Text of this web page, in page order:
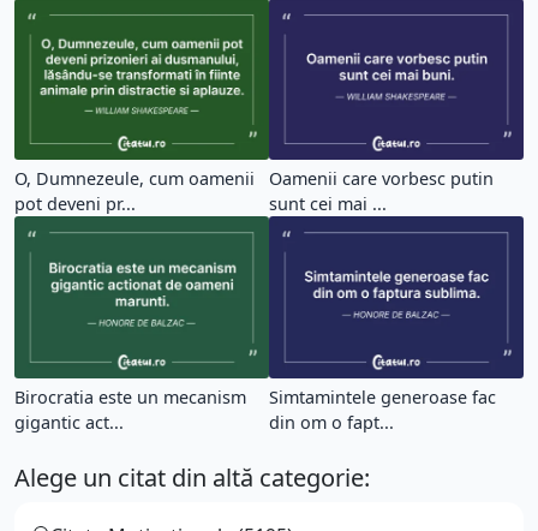
O, Dumnezeule, cum oamenii
pot deveni pr...
Oamenii care vorbesc putin
sunt cei mai ...
Birocratia este un mecanism
gigantic act...
Simtamintele generoase fac
din om o fapt...
Alege un citat din altă categorie: